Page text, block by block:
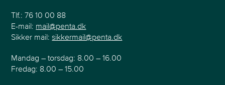
Tlf.:76 10 00 88
E-mail: mail@penta.dk
Sikker mail:sikkermail@penta.dk
Mandag – torsdag: 8.00 – 16.00
Fredag: 8.00 – 15.00